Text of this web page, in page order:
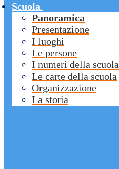
Scuola
Panoramica
Presentazione
I luoghi
Le persone
I numeri della scuola
Le carte della scuola
Organizzazione
La storia